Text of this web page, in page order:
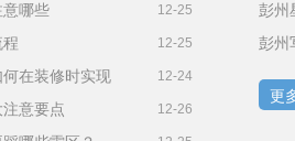
哪些 12-25
12-25
在装修时实现 12-24
意要点 12-26
彭州
更